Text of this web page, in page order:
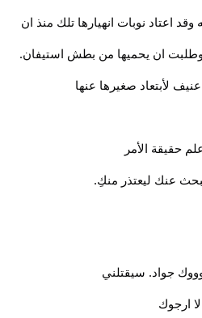
اعتاد نوبات انهيارها تلك منذ ان
ان يحميها من بطش استيفان.
لأبتعاد صغيرها عنها
حقيقة الأمر
عنك ليعتذر منكِ.
جواد. سيقتلني
ارجوك